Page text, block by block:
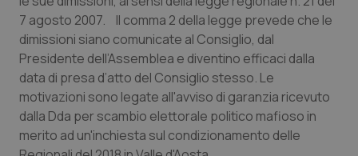
Calabria
Campania
Emilia-Romagna
Friuli Venezia Giulia
Asma & BPCO
Car-T
Colesterolo & coronaropatie
Dermatite Atopica
7 agosto 2007. Il comma 2 della legge prevede che le
dimissioni siano comunicate al Consiglio, dal
Presidente dell’Assemblea e diventino efficaci dalla
data di presa d’atto del Consiglio stesso. Le
motivazioni sono legate all'avviso di garanzia ricevuto
dalla Dda per scambio elettorale politico mafioso in
merito ad un'inchiesta sul condizionamento delle